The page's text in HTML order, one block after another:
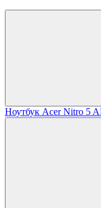
Ноутбук Acer Nitro 5